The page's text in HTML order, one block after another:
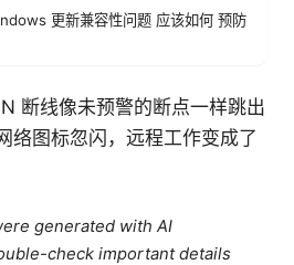
更新兼容性问题 应该如何 预防
断线像未预警的断点一样跳出
络图标忽闪，远程工作变成了
generated with AI
check important details